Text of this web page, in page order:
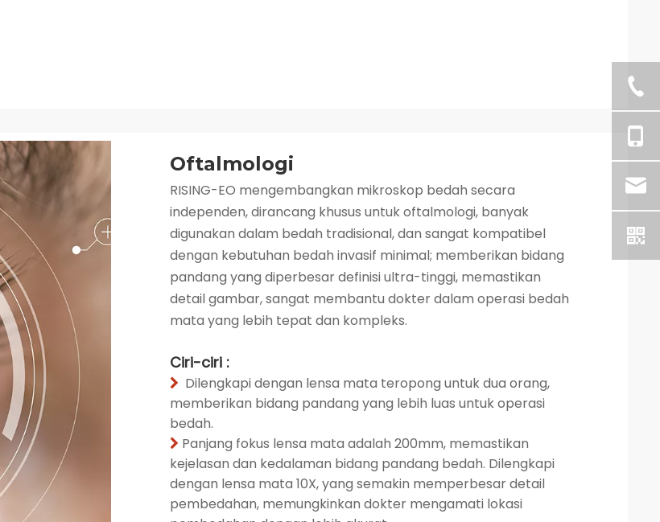
Oftalmologi
RISING-EO mengembangkan mikroskop bedah secara
independen, dirancang khusus untuk oftalmologi, banyak
digunakan dalam bedah tradisional, dan sangat kompatibel
dengan kebutuhan bedah invasif minimal; memberikan bidang
pandang yang diperbesar definisi ultra-tinggi, memastikan
detail gambar, sangat membantu dokter dalam operasi bedah
mata yang lebih tepat dan kompleks.
Ciri-ciri :
 Dilengkapi dengan lensa mata teropong untuk dua orang,
memberikan bidang pandang yang lebih luas untuk operasi
bedah.
 Panjang fokus lensa mata adalah 200mm, memastikan
kejelasan dan kedalaman bidang pandang bedah. Dilengkapi
dengan lensa mata 10X, yang semakin memperbesar detail
pembedahan, memungkinkan dokter mengamati lokasi